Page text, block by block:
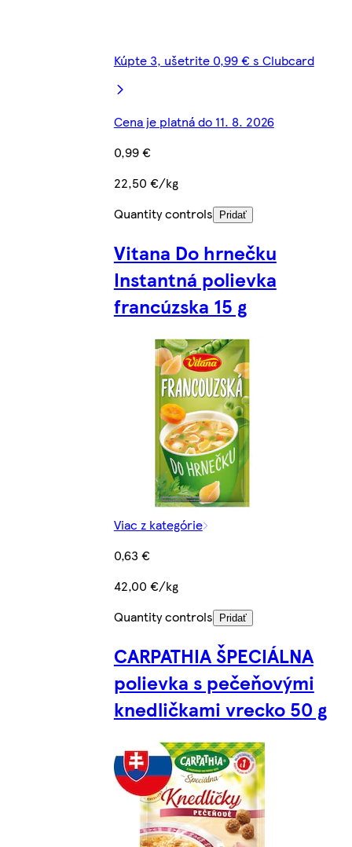
Kúpte 3, ušetrite 0,99 € s Clubcard
Cena je platná do 11. 8. 2026
0,99 €
22,50 €/kg
Quantity controls
Pridať
Vitana Do hrnečku
Instantná polievka
francúzska 15 g
Viac z kategórie
0,63 €
42,00 €/kg
Quantity controls
Pridať
CARPATHIA ŠPECIÁLNA
polievka s pečeňovými
knedličkami vrecko 50 g